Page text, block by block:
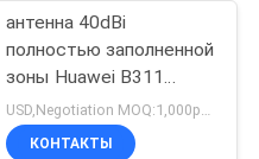
антенна 40dBi
полностью заполненной
зоны Huawei B311
5E773 маршрутизатора
CPE 5G Pro
USD,Negotiation MOQ:1,000pcs
КОНТАКТЫ